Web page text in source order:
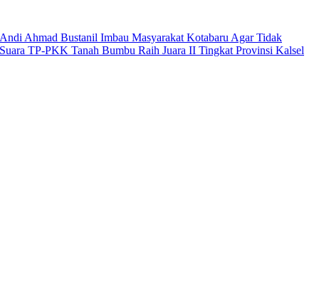
Ahmad Bustanil Imbau Masyarakat Kotabaru Agar Tidak
TP-PKK Tanah Bumbu Raih Juara II Tingkat Provinsi Kalsel